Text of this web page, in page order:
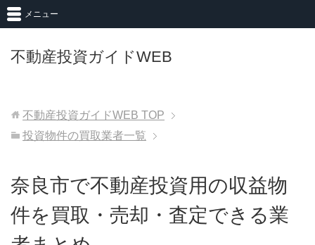
不動産投資ガイドWEB
メニュー
不動産投資ガイドWEB TOP
投資物件の買取業者一覧
奈良市で不動産投資用の収益物
件を買取・売却・査定できる業